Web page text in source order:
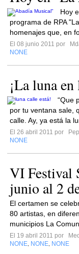
Hoy
programa de RPA
homenajes que, en
El 08 junio 2011 por
NONE
¡La luna
“Que
por tu ventana sale,
calle. Ay, ya está la
El 26 abril 2011 por
NONE
VI Festival
junio al 2
El certamen se
80 artistas, en
municipios La
El 19 abril 2011 por
NONE NONE NONE